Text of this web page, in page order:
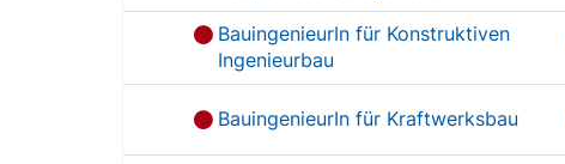
BauingenieurIn für Konstruktiven
Ingenieurbau
BauingenieurIn für Kraftwerksbau